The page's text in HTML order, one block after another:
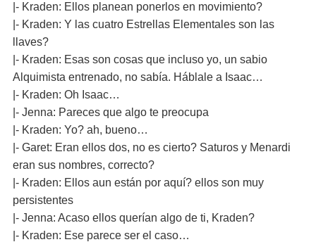
|- Kraden: Ellos planean ponerlos en movimiento?
|- Kraden: Y las cuatro Estrellas Elementales son las
llaves?
|- Kraden: Esas son cosas que incluso yo, un sabio
Alquimista entrenado, no sabía. Háblale a Isaac…
|- Kraden: Oh Isaac…
|- Jenna: Pareces que algo te preocupa
|- Kraden: Yo? ah, bueno…
|- Garet: Eran ellos dos, no es cierto? Saturos y Menardi
eran sus nombres, correcto?
|- Kraden: Ellos aun están por aquí? ellos son muy
persistentes
|- Jenna: Acaso ellos querían algo de ti, Kraden?
|- Kraden: Ese parece ser el caso…